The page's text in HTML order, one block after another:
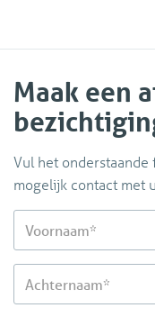
Maak een
Vul het
mogelijk contact met